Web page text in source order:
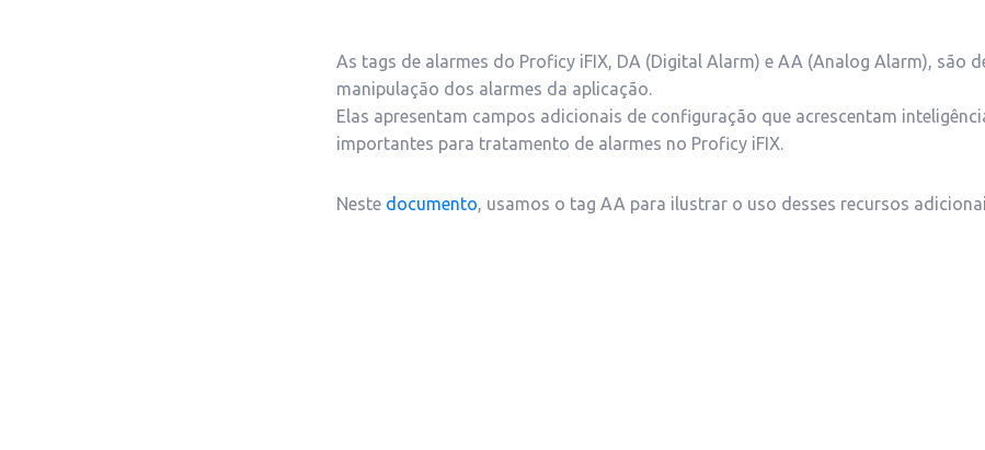
As tags de alarmes do Proficy iFIX, DA (Digital Alarm) e AA (Analog Alarm), são
manipulação dos alarmes da aplicação.
Elas apresentam campos adicionais de configuração que acrescentam
importantes para tratamento de alarmes no Proficy iFIX.
Neste documento, usamos o tag AA para ilustrar o uso desses recursos